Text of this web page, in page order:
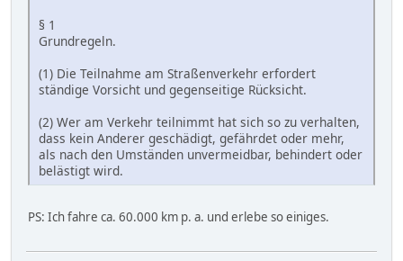
§ 1
Grundregeln.
(1) Die Teilnahme am Straßenverkehr erfordert
ständige Vorsicht und gegenseitige Rücksicht.
(2) Wer am Verkehr teilnimmt hat sich so zu verhalten,
dass kein Anderer geschädigt, gefährdet oder mehr,
als nach den Umständen unvermeidbar, behindert oder
belästigt wird.
PS: Ich fahre ca. 60.000 km p. a. und erlebe so einiges.